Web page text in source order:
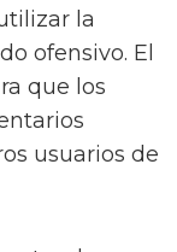
la
ofensivo. El
que los
usuarios de